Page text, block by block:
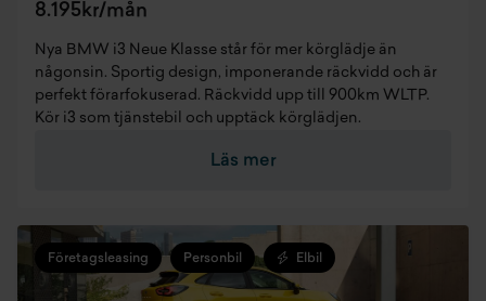
8.195kr/mån
Nya BMW i3 Neue Klasse står för mer körglädje än
någonsin. Sportig design, imponerande räckvidd och är
perfekt förarfokuserad. Räckvidd upp till 900km WLTP.
Kör i3 som tjänstebil och upptäck körglädjen.
Läs mer
Företagsleasing Personbil Elbil